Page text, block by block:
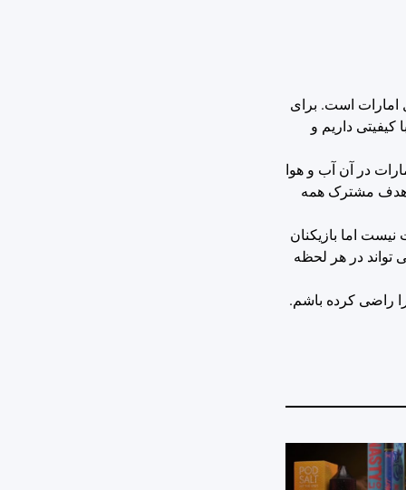
امارات است. برای
کیفیتی داریم و
در آن آب و هوا
هدف مشترک همه
اما بازیکنان
تواند در هر لحظه
راضی کرده باشم.